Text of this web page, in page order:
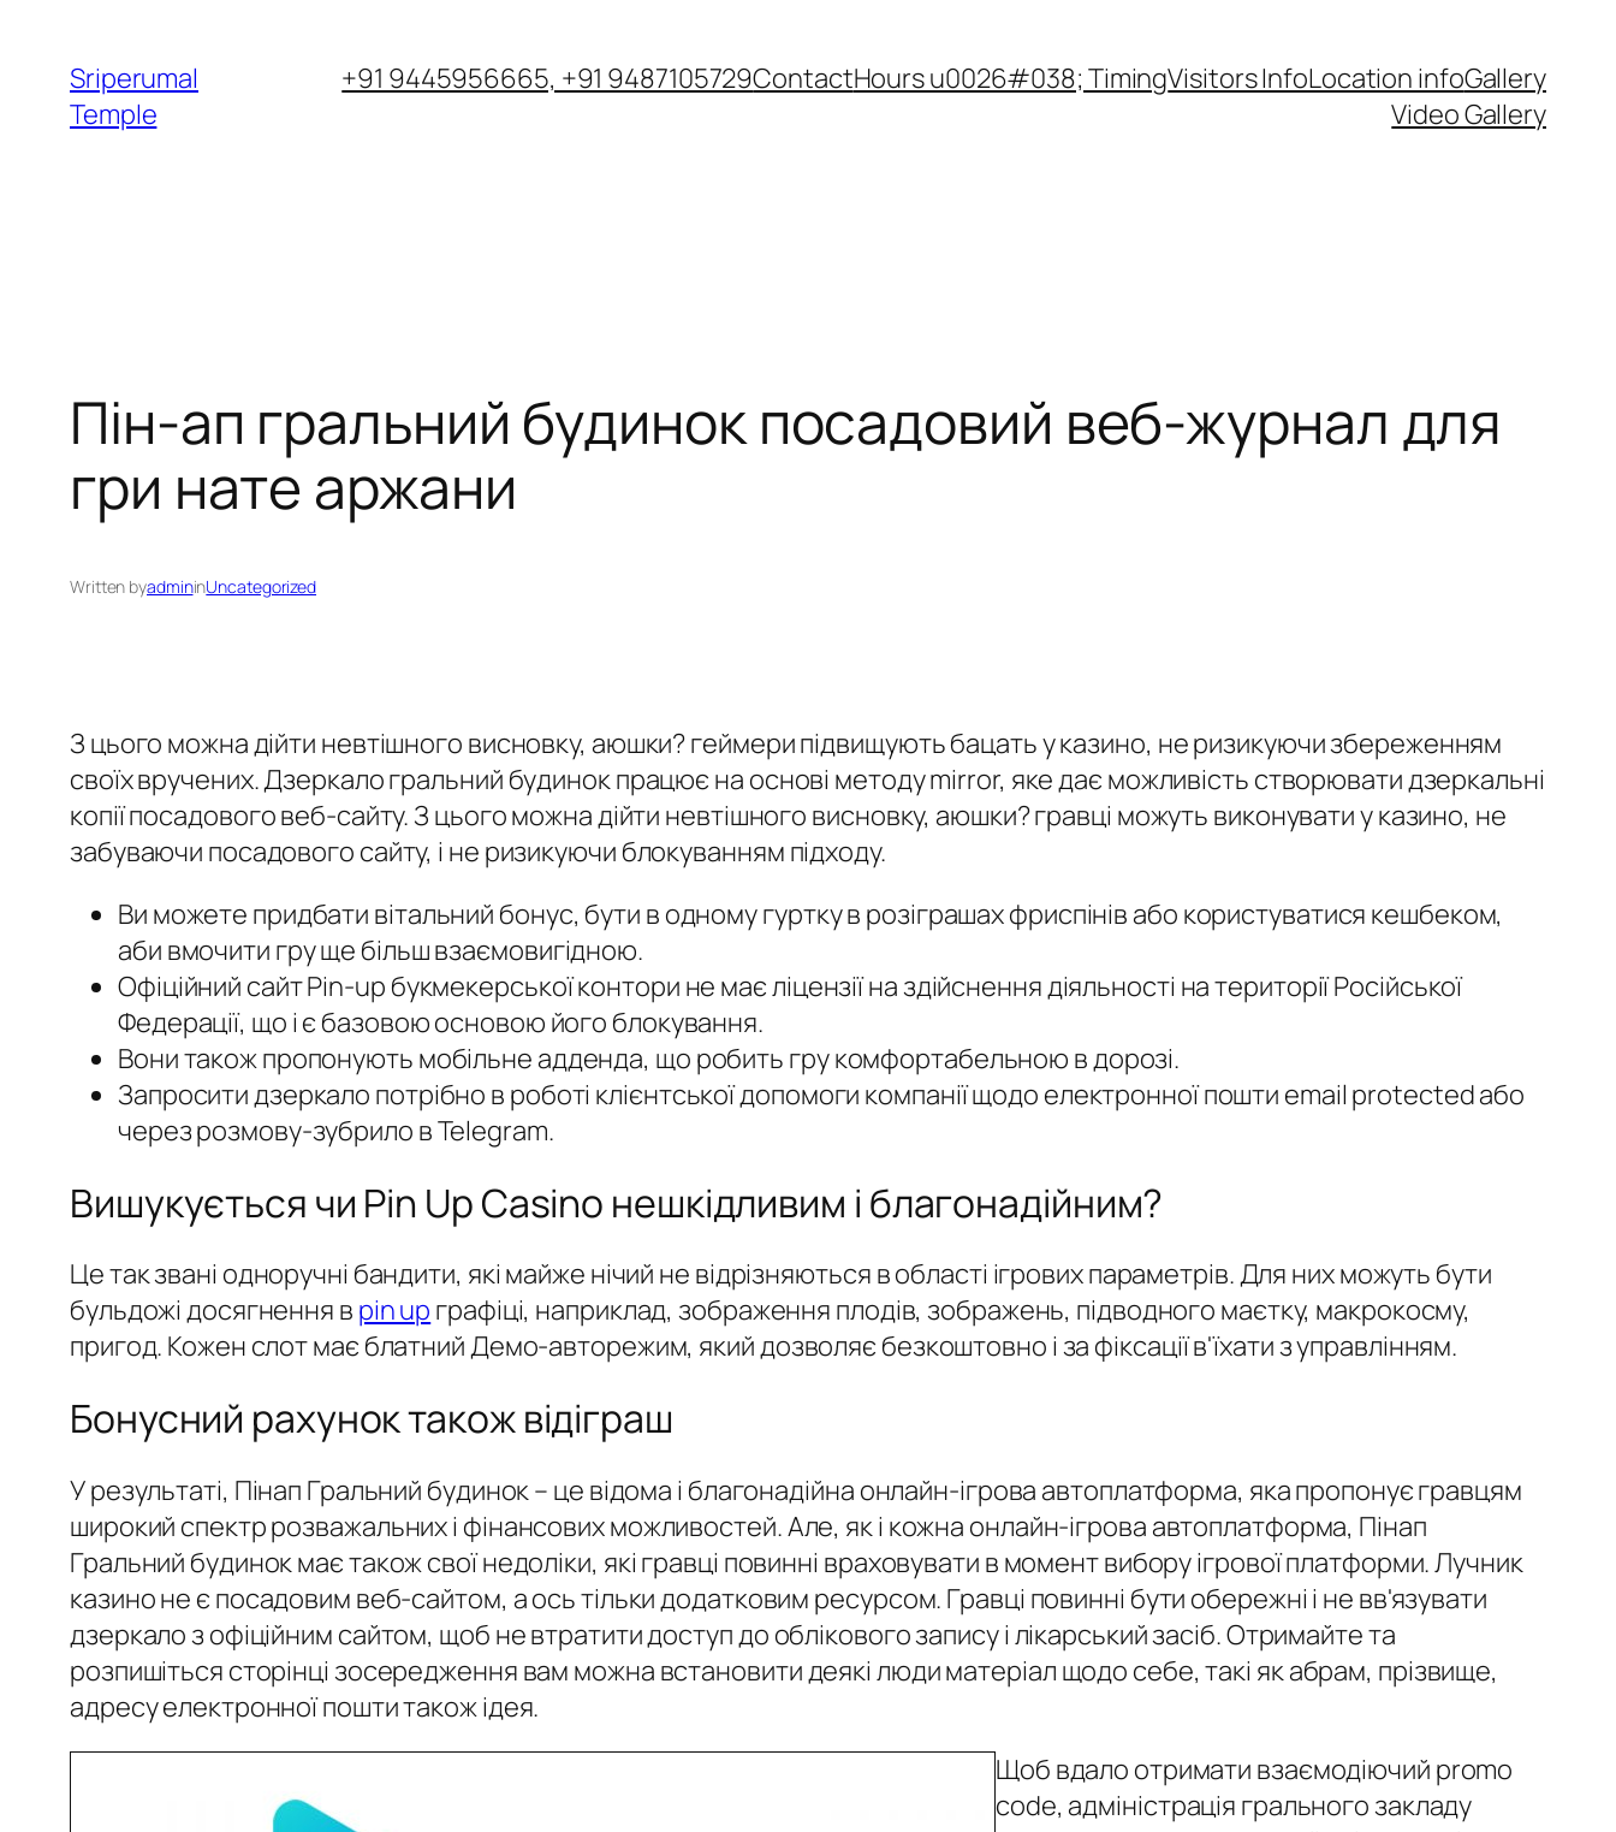
content
Sriperumal
Temple
+91 9445956665, +91 9487105729ContactHours u0026#038; TimingVisitors InfoLocation infoGallery
Video Gallery
Пін-ап гральний будинок посадовий веб-журнал для
гри нате аржани
Written byadmininUncategorized
З цього можна дійти невтішного висновку, аюшки? геймери підвищують бацать у казино, не ризикуючи збереженням
своїх вручених. Дзеркало гральний будинок працює на основі методу mirror, яке дає можливість створювати дзеркальні
копії посадового веб-сайту. З цього можна дійти невтішного висновку, аюшки?гравці можуть виконувати у казино, не
забуваючи посадового сайту, і не ризикуючи блокуванням підходу.
Ви можете придбати вітальний бонус, бути в одному гуртку в розіграшах фриспінів або користуватися кешбеком,
аби вмочити гру ще більш взаємовигідною.
Офіційний сайт Pin-up букмекерської контори не має ліцензії на здійснення діяльності на території Російської
Федерації, що і є базовою основою його блокування.
Вони також пропонують мобільне адденда, що робить гру комфортабельною в дорозі.
Запросити дзеркало потрібно в роботі клієнтської допомоги компанії щодо електронної пошти email protected або
через розмову-зубрило в Telegram.
Вишукується чи Pin Up Casino нешкідливим і благонадійним?
Це так звані одноручні бандити, які майже нічий не відрізняються в області ігрових параметрів. Для них можуть бути
бульдожі досягнення в pin up графіці, наприклад, зображення плодів, зображень, підводного маєтку, макрокосму,
пригод. Кожен слот має блатний Демо-авторежим, який дозволяє безкоштовно і за фіксації в'їхати з управлінням.
Бонусний рахунок також відіграш
У результаті, Пінап Гральний будинок – це відома і благонадійна онлайн-ігрова автоплатформа, яка пропонує гравцям
широкий спектр розважальних і фінансових можливостей. Але, як і кожна онлайн-ігрова автоплатформа, Пінап
Гральний будинок має також свої недоліки, які гравці повинні враховувати в момент вибору ігрової платформи. Лучник
казино не є посадовим веб-сайтом, а ось тільки додатковим ресурсом. Гравці повинні бути обережні і не вв'язувати
дзеркало з офіційним сайтом, щоб не втратити доступ до облікового запису і лікарський засіб. Отримайте та
розпишіться сторінці зосередження вам можна встановити деякі люди матеріал щодо себе, такі як абрам, прізвище,
адресу електронної пошти також ідея.
Щоб вдало отримати взаємодіючий promo
code, адміністрація грального закладу